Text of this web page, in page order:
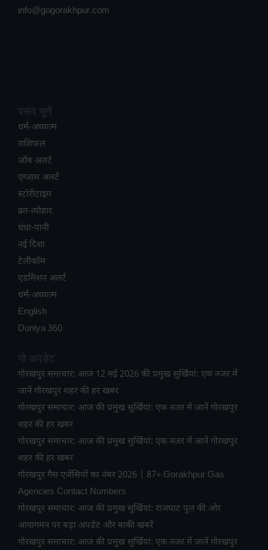
info@gogorakhpur.com
धर्म-अध्यात्म
राशिफल
जॉब अलर्ट
एग्जाम अलर्ट
स्टोरीटाइम
व्रत-त्योहार
धंधा-पानी
नई दिशा
टेलीकॉम
ए​डमिशन अलर्ट
धर्म-अध्यात्म
English
Duniya 360
गोरखपुर समाचार: आज 12 मई 2026 की प्रमुख सुर्खियां: एक नजर में
जानें गोरखपुर शहर की हर खबर
गोरखपुर समाचार: आज की प्रमुख सुर्खियां: एक नजर में जानें गोरखपुर
शहर की हर खबर
गोरखपुर समाचार: आज की प्रमुख सुर्खियां: एक नजर में जानें गोरखपुर
शहर की हर खबर
गोरखपुर गैस एजेंसियों का नंबर 2026 | 87+ Gorakhpur Gas
Agencies Contact Numbers
गोरखपुर समाचार: आज की प्रमुख सुर्खियां: राजघाट पुल की ओर
आवागमन पर बड़ा अपडेट और बाकी खबरें
गोरखपुर समाचार: आज की प्रमुख सुर्खियां: एक नजर में जानें गोरखपुर